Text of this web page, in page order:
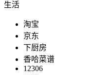
生活
淘宝
京东
下厨房
香哈菜谱
12306